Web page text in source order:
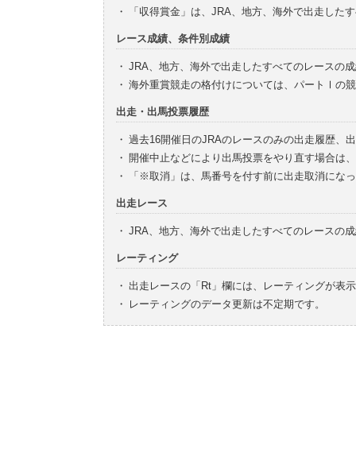
・
「収得賞金」は、JRA、地方、海外で出走した
レース成績、条件別成績
・ JRA、地方、海外で出走したすべてのレースの
・ 海外重賞競走の格付けについては、パートⅠの
出走・出馬投票履歴
・ 過去16開催日のJRAのレースのみの出走履歴、
・ 開催中止などにより出馬投票をやり直す場合は
・
「※取消」は、馬番号を付す前に出走取消にな
出走レース
・ JRA、地方、海外で出走したすべてのレースの
レーティング
・ 出走レースの「Rt」欄には、レーティングが表
・
レーティングのデータ更新は不定期です。